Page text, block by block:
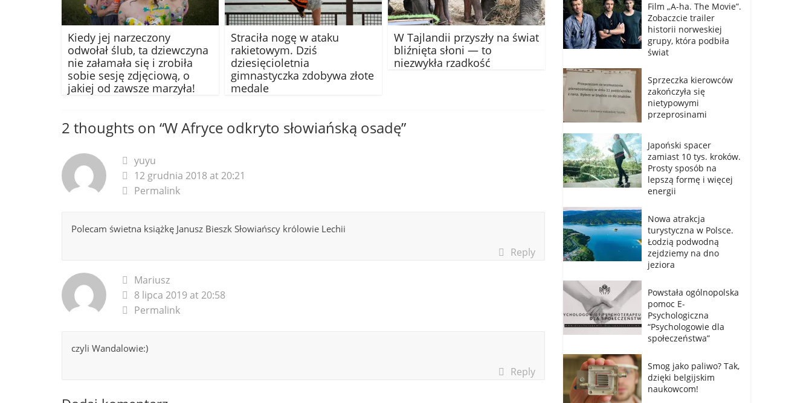
Kiedy jej narzeczony
odwołał ślub, ta dziewczyna
nie załamała się i zrobiła
sobie sesję zdjęciową, o
jakiej od zawsze marzyła!
Straciła nogę w ataku
rakietowym. Dziś
dziesięcioletnia
gimnastyczka zdobywa złote
medale
W Tajlandii przyszły na świat
bliźnięta słoni — to
niezwykła rzadkość
2 thoughts on “W Afryce odkryto słowiańską osadę”
yuyu
12 grudnia 2018 at 20:21
Permalink
Polecam świetna książkę Janusz Bieszk Słowiańscy królowie Lechii
Reply
Mariusz
8 lipca 2019 at 20:58
Permalink
czyli Wandalowie:)
Reply
Film „A-ha. The Movie”.
Zobaczcie trailer
historii norweskiej
grupy, która podbiła
świat
Sprzeczka kierowców
zakończyła się
nietypowymi
przeprosinami
Japoński spacer
zamiast 10 tys. kroków.
Prosty sposób na
lepszą formę i więcej
energii
Nowa atrakcja
turystyczna w Polsce.
Łodzią podwodną
zejdziemy na dno
jeziora
Powstała ogólnopolska
pomoc E-
Psychologiczna
“Psychologowie dla
społeczeństwa”
Smog jako paliwo? Tak,
dzięki belgijskim
naukowcom!